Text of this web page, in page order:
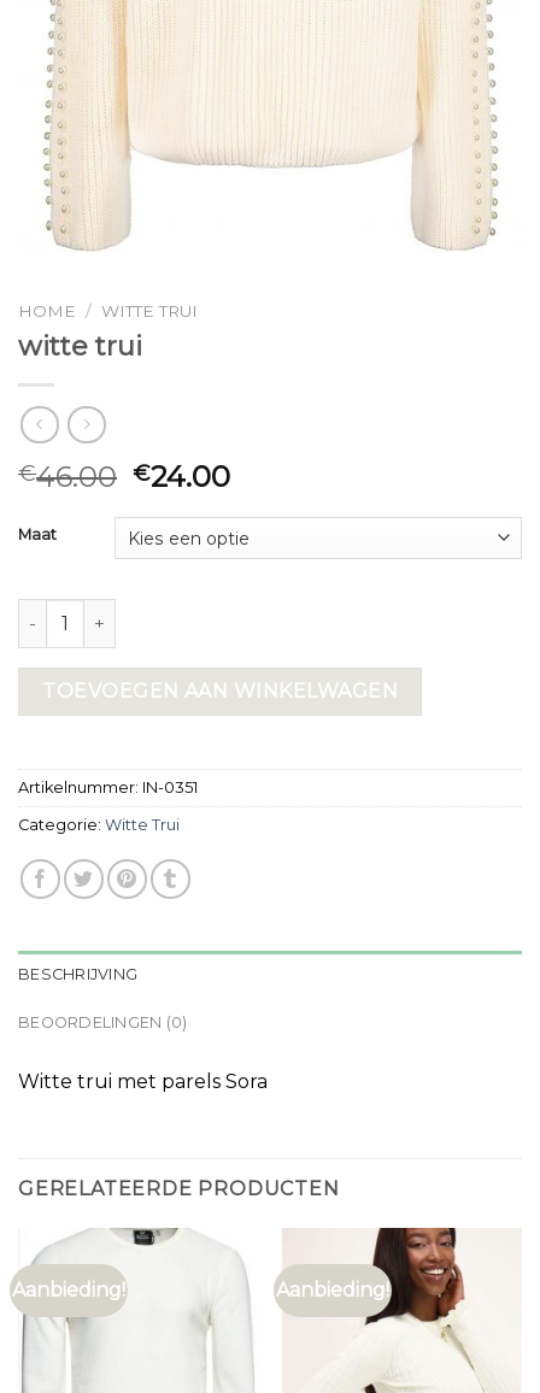
HOME / WITTE TRUI
witte trui
€46.00 €24.00
Maat
witte trui aantal
TOEVOEGEN AAN WINKELWAGEN
Artikelnummer: IN-0351
Categorie: Witte Trui
BESCHRIJVING
BEOORDELINGEN (0)
Witte trui met parels Sora
GERELATEERDE PRODUCTEN
Aanbieding! Aanbieding!